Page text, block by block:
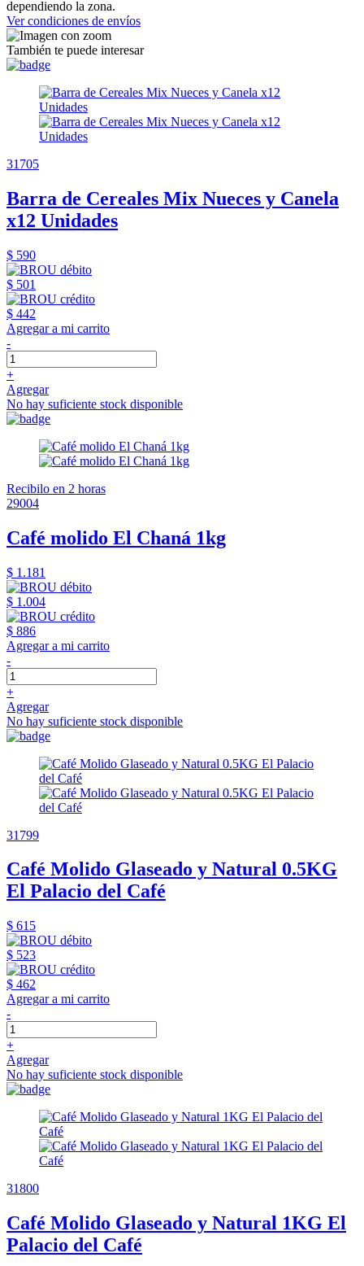
dependiendo la zona.
Ver condiciones de envíos
También te puede interesar
31705
Barra de Cereales Mix Nueces y Canela
x12 Unidades
$ 590
$ 501
$ 442
Agregar a mi carrito
-
+
Agregar
No hay suficiente stock disponible
Recibilo en 2 horas
29004
Café molido El Chaná 1kg
$ 1.181
$ 1.004
$ 886
Agregar a mi carrito
-
+
Agregar
No hay suficiente stock disponible
31799
Café Molido Glaseado y Natural 0.5KG
El Palacio del Café
$ 615
$ 523
$ 462
Agregar a mi carrito
-
+
Agregar
No hay suficiente stock disponible
31800
Café Molido Glaseado y Natural 1KG El
Palacio del Café